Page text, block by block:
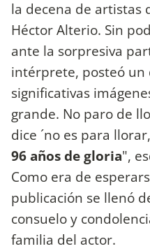
la decena de artistas
Héctor Alterio. Sin
ante la sorpresiva
intérprete, posteó un
significativas
grande. No paro de
dice ´no es para
96 años de gloria",
Como era de
publicación se llenó
consuelo y
familia del actor.